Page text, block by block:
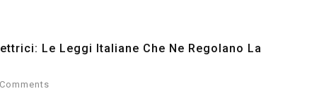
Le Leggi Italiane Che Ne Regolano La